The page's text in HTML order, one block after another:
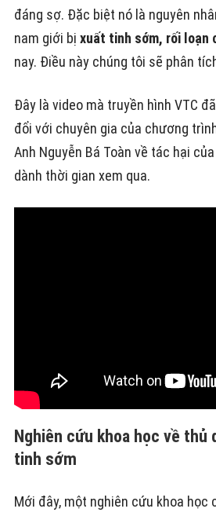
đáng sợ. Đặc biệt nó là nguyên
nam giới bị xuất tinh sớm, rối loạn
nay. Điều này chúng tôi sẽ phân
Đây là video mà truyền hình VTC
đổi với chuyên gia của chương
Anh Nguyễn Bá Toàn về tác hại
dành thời gian xem qua.
Nghiên cứu khoa học về thủ
tinh sớm
Mới đây, một nghiên cứu khoa học